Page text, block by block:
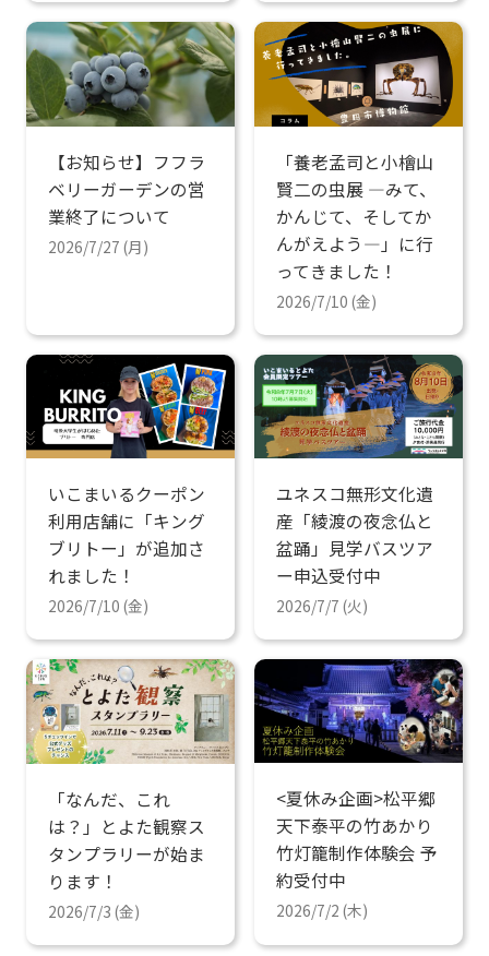
【お知らせ】フフラ
ベリーガーデンの営
業終了について
2026/7/27 (月)
「養老孟司と小檜山
賢二の虫展 ―みて、
かんじて、そしてか
んがえよう―」に行
ってきました！
2026/7/10 (金)
いこまいるクーポン
利用店舗に「キング
ブリトー」が追加さ
れました！
2026/7/10 (金)
ユネスコ無形文化遺
産「綾渡の夜念仏と
盆踊」見学バスツア
ー申込受付中
2026/7/7 (火)
「なんだ、これ
は？」とよた観察ス
タンプラリーが始ま
ります！
2026/7/3 (金)
<夏休み企画>松平郷
天下泰平の竹あかり
竹灯籠制作体験会 予
約受付中
2026/7/2 (木)